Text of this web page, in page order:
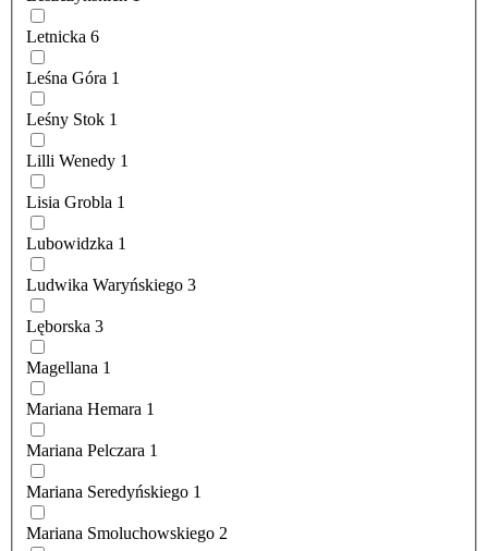
Letnicka 6
Leśna Góra 1
Leśny Stok 1
Lilli Wenedy 1
Lisia Grobla 1
Lubowidzka 1
Ludwika Waryńskiego 3
Lęborska 3
Magellana 1
Mariana Hemara 1
Mariana Pelczara 1
Mariana Seredyńskiego 1
Mariana Smoluchowskiego 2